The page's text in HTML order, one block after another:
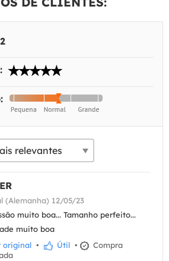
(Alemanha) 12/05/23
muito boa... Tamanho perfeito...
muito boa
original • Útil •
Compra